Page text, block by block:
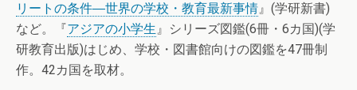
リートの条件―世界の学校・教育最新事情』(学研新書)
など。『アジアの小学生』シリーズ図鑑(6冊・6カ国)(学
研教育出版)はじめ、学校・図書館向けの図鑑を47冊制
作。42カ国を取材。